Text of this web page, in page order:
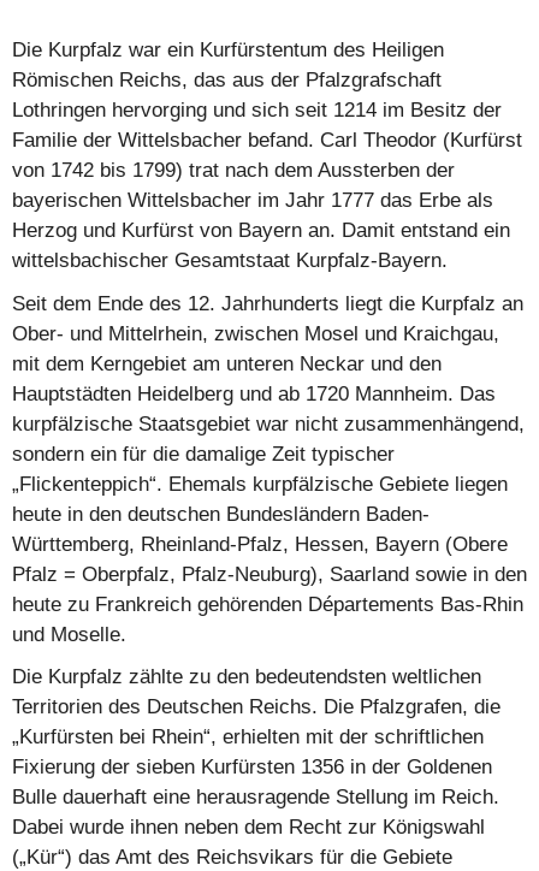
Die Kurpfalz war ein Kurfürstentum des Heiligen
Römischen Reichs, das aus der Pfalzgrafschaft
Lothringen hervorging und sich seit 1214 im Besitz der
Familie der Wittelsbacher befand. Carl Theodor (Kurfürst
von 1742 bis 1799) trat nach dem Aussterben der
bayerischen Wittelsbacher im Jahr 1777 das Erbe als
Herzog und Kurfürst von Bayern an. Damit entstand ein
wittelsbachischer Gesamtstaat Kurpfalz-Bayern.
Seit dem Ende des 12. Jahrhunderts liegt die Kurpfalz an
Ober- und Mittelrhein, zwischen Mosel und Kraichgau,
mit dem Kerngebiet am unteren Neckar und den
Hauptstädten Heidelberg und ab 1720 Mannheim. Das
kurpfälzische Staatsgebiet war nicht zusammenhängend,
sondern ein für die damalige Zeit typischer
„Flickenteppich“. Ehemals kurpfälzische Gebiete liegen
heute in den deutschen Bundesländern Baden-
Württemberg, Rheinland-Pfalz, Hessen, Bayern (Obere
Pfalz = Oberpfalz, Pfalz-Neuburg), Saarland sowie in den
heute zu Frankreich gehörenden Départements Bas-Rhin
und Moselle.
Die Kurpfalz zählte zu den bedeutendsten weltlichen
Territorien des Deutschen Reichs. Die Pfalzgrafen, die
„Kurfürsten bei Rhein“, erhielten mit der schriftlichen
Fixierung der sieben Kurfürsten 1356 in der Goldenen
Bulle dauerhaft eine herausragende Stellung im Reich.
Dabei wurde ihnen neben dem Recht zur Königswahl
(„Kür“) das Amt des Reichsvikars für die Gebiete